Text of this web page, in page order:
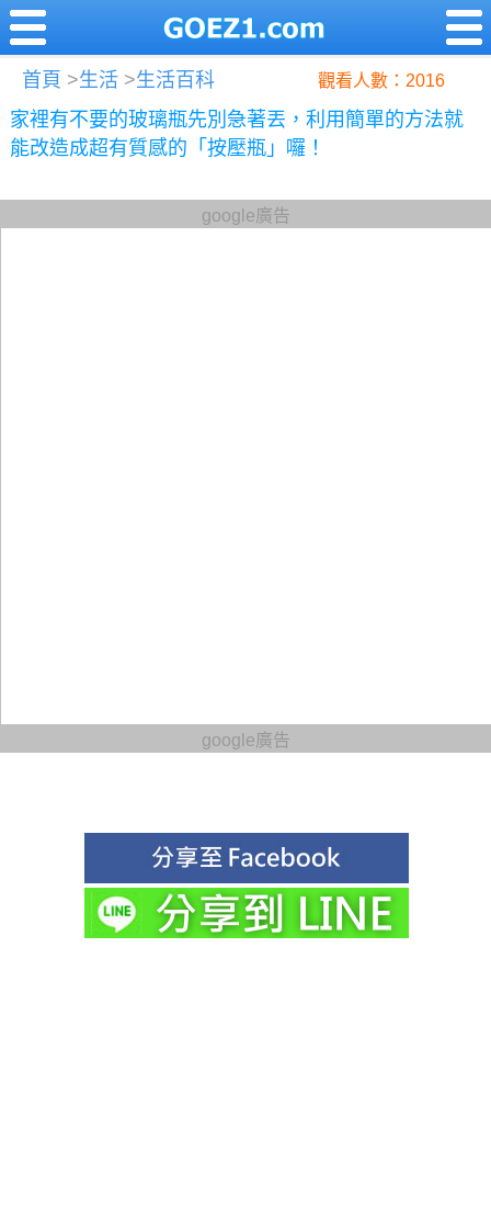
首頁 >生活 >生活百科 觀看人數：2016
家裡有不要的玻璃瓶先別急著丟，利用簡單的方法就
能改造成超有質感的「按壓瓶」囉！
google廣告
google廣告